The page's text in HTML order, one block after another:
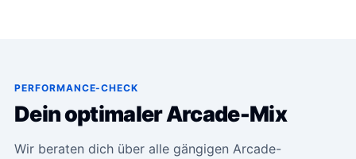
PERFORMANCE-CHECK
Dein optimaler Arcade-Mix
Wir beraten dich über alle gängigen Arcade-